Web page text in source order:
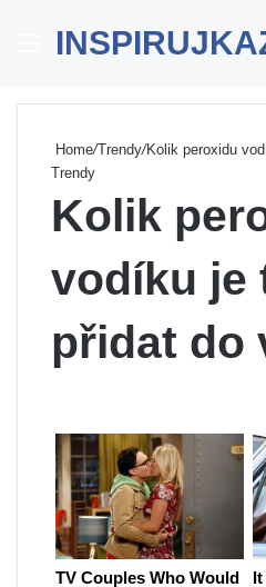
Menu
Home/Trendy/Kolik peroxidu
Trendy
Kolik
vodíku je
přidat do